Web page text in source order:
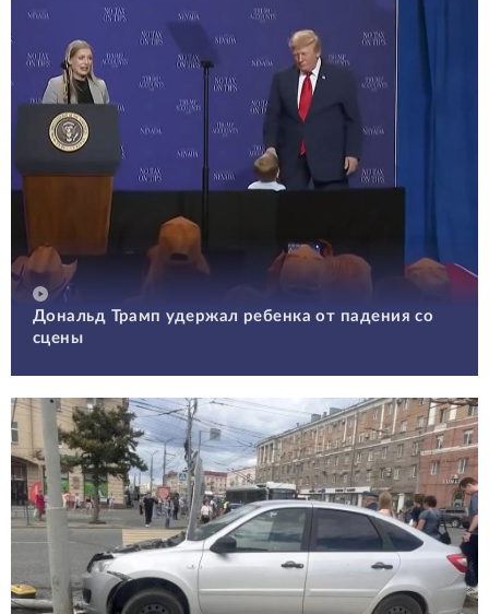
Дональд Трамп удержал ребенка от падения со
сцены